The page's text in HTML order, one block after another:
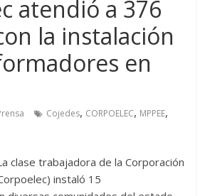
atendió a 376
la instalación
en
Cojedes, CORPOELEC, MPPEE,
clase trabajadora de la Corporación
instaló 15